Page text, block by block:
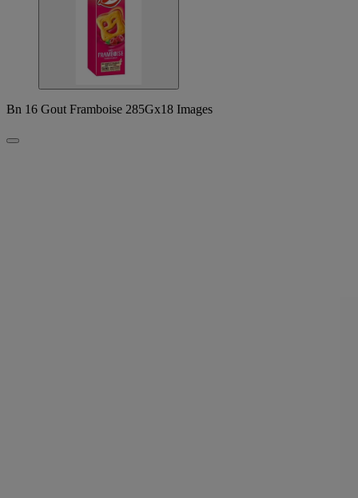
Bn 16 Gout Framboise 285Gx18 Images